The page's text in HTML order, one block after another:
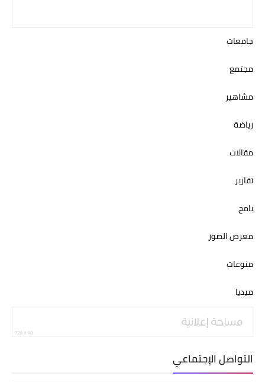
جامعات
مجتمع
مشاهير
رياضة
مقالات
تقارير
بامج
معرض الصور
منوعات
ميديا
التواصل الإجتماعي